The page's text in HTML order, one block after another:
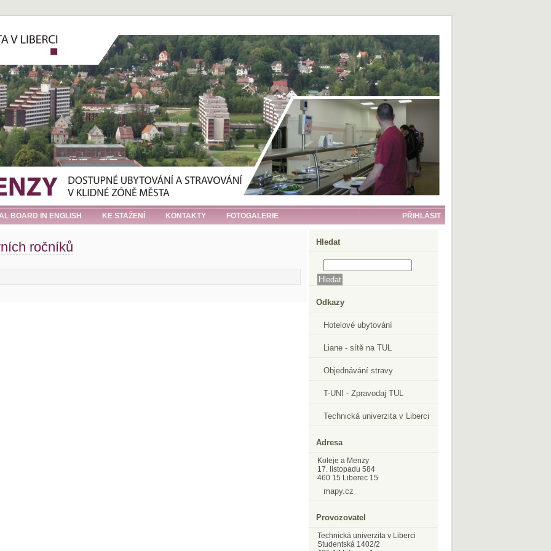
BOARD IN ENGLISH KE STAŽENÍ KONTAKTY FOTOGALERIE PŘIHLÁSIT
ročníků Hledat
Odkazy
Hotelové ubytování
Liane - sítě na TUL
Objednávání stravy
T-UNI - Zpravodaj TUL
Technická univerzita v Liberci
Adresa
Koleje a Menzy
17. listopadu 584
460 15 Liberec 15
mapy.cz
Provozovatel
Technická univerzita v Liberci
Studentská 1402/2